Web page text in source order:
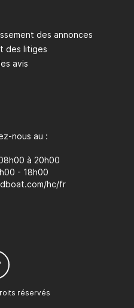
des annonces
des litiges
avis
nous au :
à 20h00
- 18h00
hc/fr
réservés